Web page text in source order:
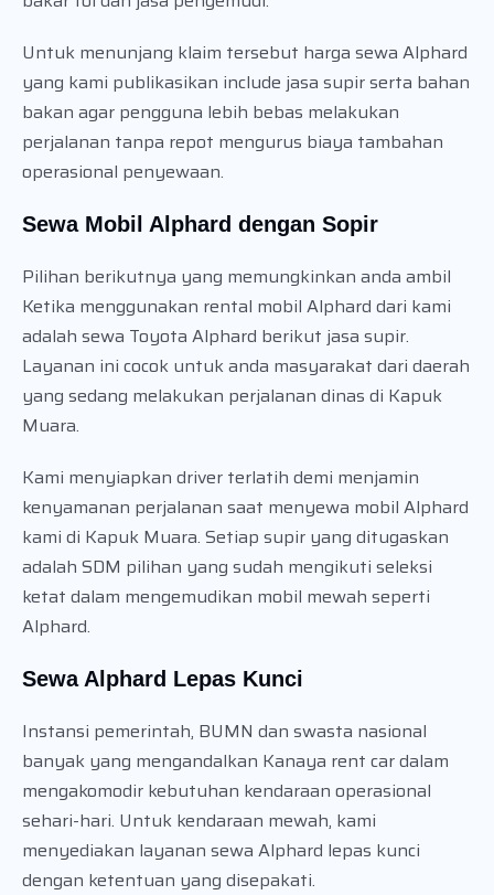
Untuk menunjang klaim tersebut harga sewa Alphard
yang kami publikasikan include jasa supir serta bahan
bakan agar pengguna lebih bebas melakukan
perjalanan tanpa repot mengurus biaya tambahan
operasional penyewaan.
Sewa Mobil Alphard dengan Sopir
Pilihan berikutnya yang memungkinkan anda ambil
Ketika menggunakan rental mobil Alphard dari kami
adalah sewa Toyota Alphard berikut jasa supir.
Layanan ini cocok untuk anda masyarakat dari daerah
yang sedang melakukan perjalanan dinas di Kapuk
Muara.
Kami menyiapkan driver terlatih demi menjamin
kenyamanan perjalanan saat menyewa mobil Alphard
kami di Kapuk Muara. Setiap supir yang ditugaskan
adalah SDM pilihan yang sudah mengikuti seleksi
ketat dalam mengemudikan mobil mewah seperti
Alphard.
Sewa Alphard Lepas Kunci
Instansi pemerintah, BUMN dan swasta nasional
banyak yang mengandalkan Kanaya rent car dalam
mengakomodir kebutuhan kendaraan operasional
sehari-hari. Untuk kendaraan mewah, kami
menyediakan layanan sewa Alphard lepas kunci
dengan ketentuan yang disepakati.